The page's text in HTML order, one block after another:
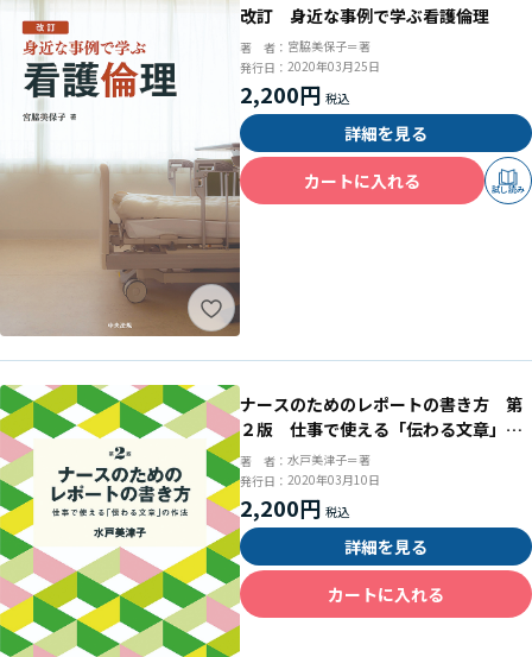
改訂 身近な事例で学ぶ看護倫理
著 者： 宮脇美保子＝著
発行日： 2020年03月25日
2,200円
詳細を見る
カートに入れる
試し読み
ナースのためのレポートの書き方 第
２版 仕事で使える「伝わる文章」の
作法
著 者： 水戸美津子＝著
発行日： 2020年03月10日
2,200円
詳細を見る
カートに入れる